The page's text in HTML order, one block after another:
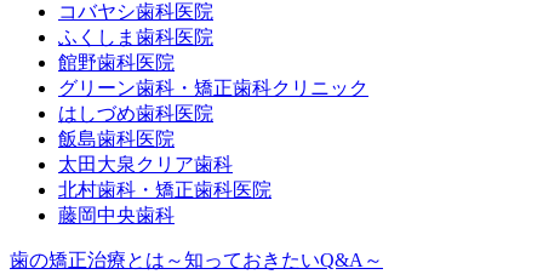
コバヤシ歯科医院
ふくしま歯科医院
館野歯科医院
グリーン歯科・矯正歯科クリニック
はしづめ歯科医院
飯島歯科医院
太田大泉クリア歯科
北村歯科・矯正歯科医院
藤岡中央歯科
歯の矯正治療とは～知っておきたいQ&A～